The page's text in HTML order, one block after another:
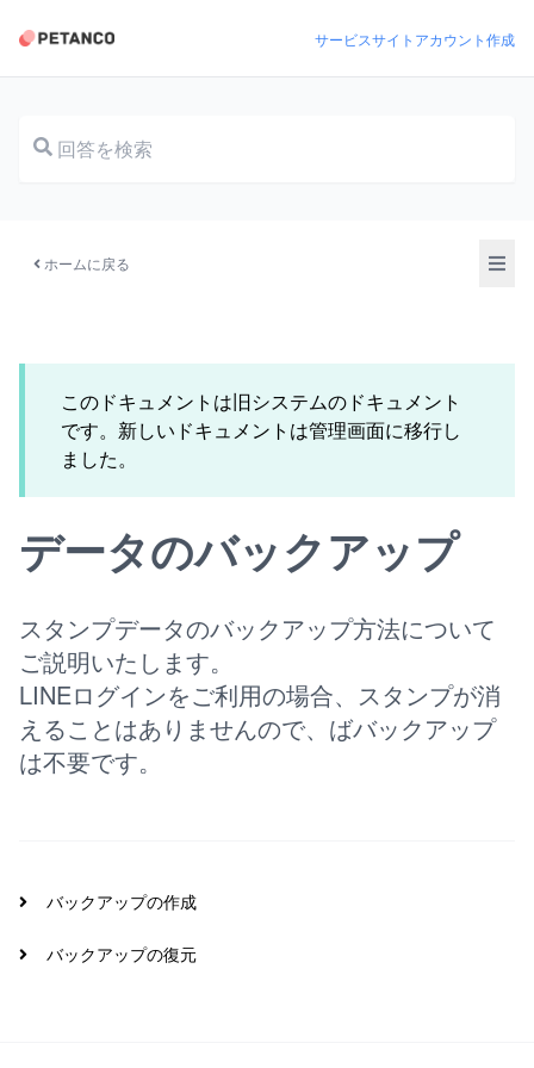
ドキュメント サービスサイト アカウント作成
ホームに戻る
このドキュメントは旧システムのドキュメント
です。新しいドキュメントは管理画面に移行し
ました。
データのバックアップ
スタンプデータのバックアップ方法について
ご説明いたします。
LINEログインをご利用の場合、スタンプが消
えることはありませんので、ばバックアップ
は不要です。
バックアップの作成
バックアップの復元